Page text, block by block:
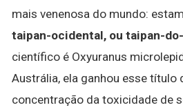
mais venenosa do mundo:
taipan-ocidental, ou taipan-
científico é Oxyuranus
Austrália, ela ganhou esse título
concentração da toxicidade de